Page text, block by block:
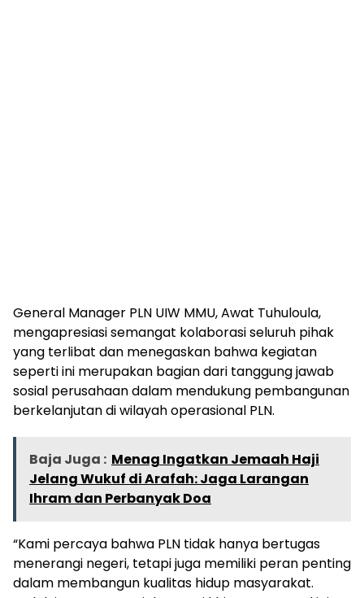
General Manager PLN UIW MMU, Awat Tuhuloula,
mengapresiasi semangat kolaborasi seluruh pihak
yang terlibat dan menegaskan bahwa kegiatan
seperti ini merupakan bagian dari tanggung jawab
sosial perusahaan dalam mendukung pembangunan
berkelanjutan di wilayah operasional PLN.
Baja Juga : Menag Ingatkan Jemaah Haji
Jelang Wukuf di Arafah: Jaga Larangan
Ihram dan Perbanyak Doa
“Kami percaya bahwa PLN tidak hanya bertugas
menerangi negeri, tetapi juga memiliki peran penting
dalam membangun kualitas hidup masyarakat.